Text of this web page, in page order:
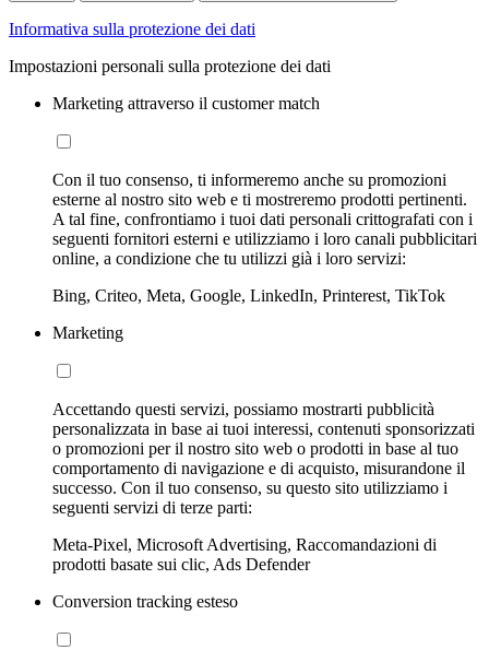
Informativa sulla protezione dei dati
Impostazioni personali sulla protezione dei dati
Marketing attraverso il customer match
Con il tuo consenso, ti informeremo anche su promozioni
esterne al nostro sito web e ti mostreremo prodotti pertinenti.
A tal fine, confrontiamo i tuoi dati personali crittografati con i
seguenti fornitori esterni e utilizziamo i loro canali pubblicitari
online, a condizione che tu utilizzi già i loro servizi:
Bing, Criteo, Meta, Google, LinkedIn, Printerest, TikTok
Marketing
Accettando questi servizi, possiamo mostrarti pubblicità
personalizzata in base ai tuoi interessi, contenuti sponsorizzati
o promozioni per il nostro sito web o prodotti in base al tuo
comportamento di navigazione e di acquisto, misurandone il
successo. Con il tuo consenso, su questo sito utilizziamo i
seguenti servizi di terze parti:
Meta-Pixel, Microsoft Advertising, Raccomandazioni di
prodotti basate sui clic, Ads Defender
Conversion tracking esteso